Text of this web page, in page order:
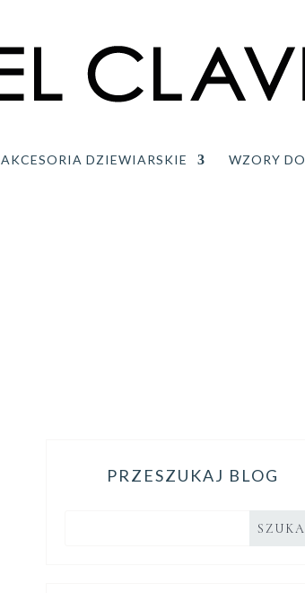
AKCESORIA DZIEWIARSKIE WZORY
PRZESZUKAJ BLOG